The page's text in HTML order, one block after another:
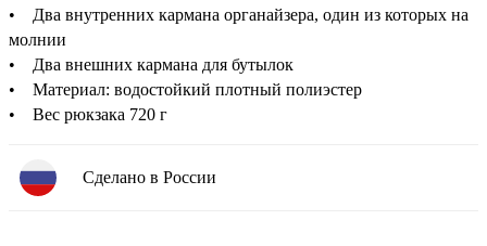
• Два внутренних кармана органайзера, один из которых на
молнии
• Два внешних кармана для бутылок
• Материал: водостойкий плотный полиэстер
• Вес рюкзака 720 г
Сделано в России